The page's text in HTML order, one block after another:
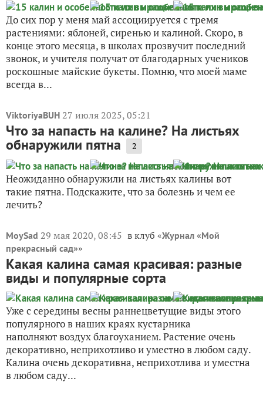
До сих пор у меня май ассоциируется с тремя
растениями: яблоней, сиренью и калиной. Скоро, в
конце этого месяца, в школах прозвучит последний
звонок, и учителя получат от благодарных учеников
роскошные майские букеты. Помню, что моей маме
всегда в...
ViktoriyaBUH 27 июля 2025, 05:21
Что за напасть на калине? На листьях
обнаружили пятна 2
Неожиданно обнаружили на листьях калины вот
такие пятна. Подскажите, что за болезнь и чем ее
лечить?
MoySad 29 мая 2020, 08:45 в клуб «Журнал «Мой
прекрасный сад»»
Какая калина самая красивая: разные
виды и популярные сорта
Уже с середины весны раннецветущие виды этого
популярного в наших краях кустарника
наполняют воздух благоуханием. Растение очень
декоративно, неприхотливо и уместно в любом саду.
Калина очень декоративна, неприхотлива и уместна
в любом саду...